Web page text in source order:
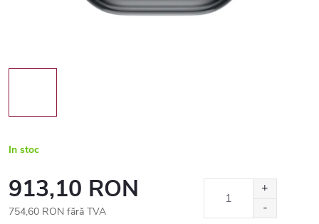
In stoc
913,10 RON
754,60 RON fără TVA